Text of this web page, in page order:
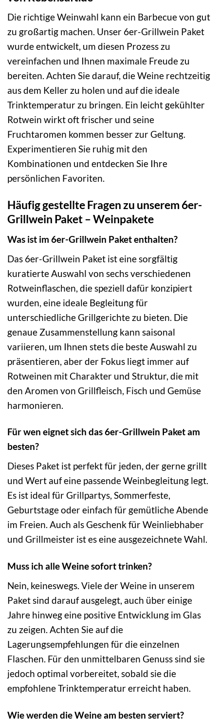
Die richtige Weinwahl kann ein Barbecue von gut
zu großartig machen. Unser 6er-Grillwein Paket
wurde entwickelt, um diesen Prozess zu
vereinfachen und Ihnen maximale Freude zu
bereiten. Achten Sie darauf, die Weine rechtzeitig
aus dem Keller zu holen und auf die ideale
Trinktemperatur zu bringen. Ein leicht gekühlter
Rotwein wirkt oft frischer und seine
Fruchtaromen kommen besser zur Geltung.
Experimentieren Sie ruhig mit den
Kombinationen und entdecken Sie Ihre
persönlichen Favoriten.
Häufig gestellte Fragen zu unserem 6er-
Grillwein Paket – Weinpakete
Was ist im 6er-Grillwein Paket enthalten?
Das 6er-Grillwein Paket ist eine sorgfältig
kuratierte Auswahl von sechs verschiedenen
Rotweinflaschen, die speziell dafür konzipiert
wurden, eine ideale Begleitung für
unterschiedliche Grillgerichte zu bieten. Die
genaue Zusammenstellung kann saisonal
variieren, um Ihnen stets die beste Auswahl zu
präsentieren, aber der Fokus liegt immer auf
Rotweinen mit Charakter und Struktur, die mit
den Aromen von Grillfleisch, Fisch und Gemüse
harmonieren.
Für wen eignet sich das 6er-Grillwein Paket am
besten?
Dieses Paket ist perfekt für jeden, der gerne grillt
und Wert auf eine passende Weinbegleitung legt.
Es ist ideal für Grillpartys, Sommerfeste,
Geburtstage oder einfach für gemütliche Abende
im Freien. Auch als Geschenk für Weinliebhaber
und Grillmeister ist es eine ausgezeichnete Wahl.
Muss ich alle Weine sofort trinken?
Nein, keineswegs. Viele der Weine in unserem
Paket sind darauf ausgelegt, auch über einige
Jahre hinweg eine positive Entwicklung im Glas
zu zeigen. Achten Sie auf die
Lagerungsempfehlungen für die einzelnen
Flaschen. Für den unmittelbaren Genuss sind sie
jedoch optimal vorbereitet, sobald sie die
empfohlene Trinktemperatur erreicht haben.
Wie werden die Weine am besten serviert?